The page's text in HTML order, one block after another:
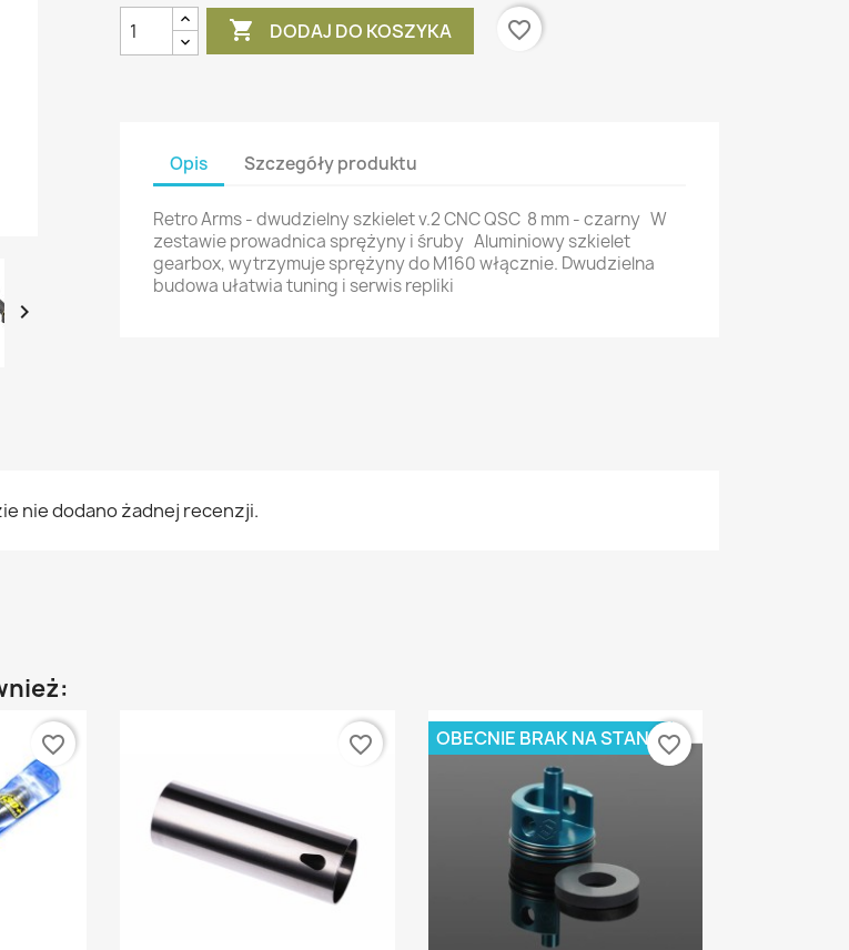

 DODAJ DO KOSZYKA favorite_border
Opis Szczegóły produktu
Retro Arms - dwudzielny szkielet v.2 CNC QSC 8 mm - czarny W
zestawie prowadnica sprężyny i śruby Aluminiowy szkielet
gearbox, wytrzymuje sprężyny do M160 włącznie. Dwudzielna
budowa ułatwia tuning i serwis repliki
nie dodano żadnej recenzji.
favorite_border favorite_border OBECNIE BRAK NA STANIEfavorite_border